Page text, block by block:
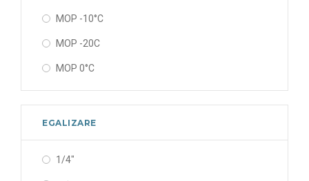
MOP -10°C
MOP -20C
MOP 0°C
EGALIZARE
1/4"